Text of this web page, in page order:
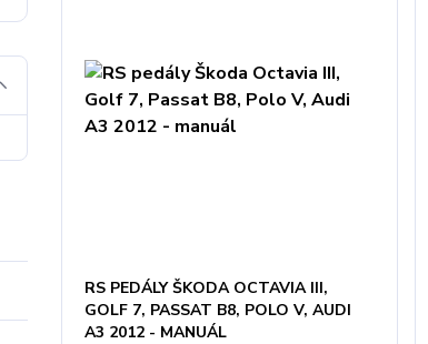
RS PEDÁLY ŠKODA OCTAVIA III,
GOLF 7, PASSAT B8, POLO V, AUDI
A3 2012 - MANUÁL